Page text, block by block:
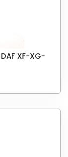
DAF XF-XG-